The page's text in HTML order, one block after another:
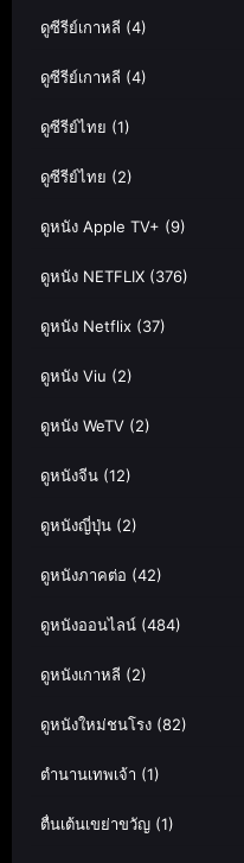
ดูซีรีย์เกาหลี (4)
ดูซีรีย์เกาหลี (4)
ดูซีรีย์ไทย (1)
ดูซีรีย์ไทย (2)
ดูหนัง Apple TV+ (9)
ดูหนัง NETFLIX (376)
ดูหนัง Netflix (37)
ดูหนัง Viu (2)
ดูหนัง WeTV (2)
ดูหนังจีน (12)
ดูหนังญี่ปุ่น (2)
ดูหนังภาคต่อ (42)
ดูหนังออนไลน์ (484)
ดูหนังเกาหลี (2)
ดูหนังใหม่ชนโรง (82)
ตำนานเทพเจ้า (1)
ตื่นเต้นเขย่าขวัญ (1)